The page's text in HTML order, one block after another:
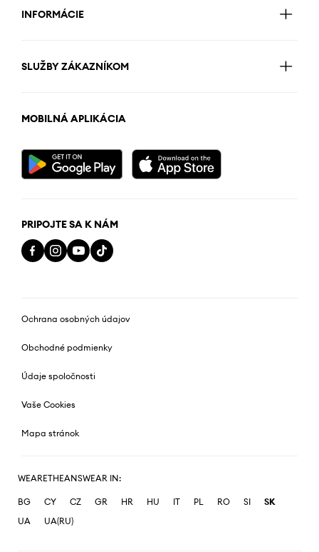
INFORMÁCIE
SLUŽBY ZÁKAZNÍKOM
MOBILNÁ APLIKÁCIA
PRIPOJTE SA K NÁM
Ochrana osobných údajov
Obchodné podmienky
Údaje spoločnosti
Vaše Cookies
Mapa stránok
WEARETHEANSWEAR IN:
BG CY CZ GR HR HU IT PL RO SI
SK
UA
UA(RU)